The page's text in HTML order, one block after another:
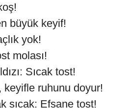
büyük keyif!
yok!
molası!
Sıcak tost!
keyifle ruhunu doyur!
sıcak: Efsane tost!